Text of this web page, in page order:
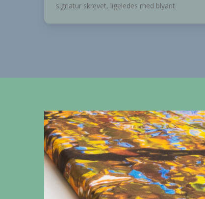
signatur skrevet, ligeledes med blyant.